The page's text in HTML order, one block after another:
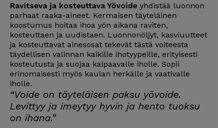
Ravitseva ja kosteuttava Yövoide yhdistää luonnon
parhaat raaka-aineet. Kermaisen täyteläinen
koostumus hoitaa ihoa yön aikana raviten,
kosteuttaen ja uudistaen. Luonnonöljyt, kasviuutteet
ja kosteuttavat ainesosat tekevät tästä voiteesta
täydellisen valinnan kaikille ihotyypeille, erityisesti
kosteutusta ja suojaa kaipaavalle iholle. Sopii
erinomaisesti myös kaulan herkälle ja vaativalle
iholle.
“Voide on täyteläisen paksu yövoide.
Levittyy ja imeytyy hyvin ja hento tuoksu
on ihana.”